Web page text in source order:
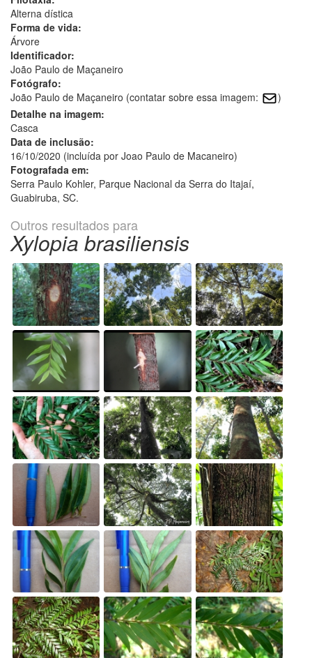
Alterna dística
Forma de vida:
Árvore
Identificador:
João Paulo de Maçaneiro
Fotógrafo:
João Paulo de Maçaneiro (contatar sobre essa imagem:
)
Detalhe na imagem:
Casca
Data de inclusão:
16/10/2020 (incluída por Joao Paulo de Macaneiro)
Fotografada em:
Serra Paulo Kohler, Parque Nacional da Serra do Itajaí,
Guabiruba, SC.
Outros resultados para
Xylopia brasiliensis